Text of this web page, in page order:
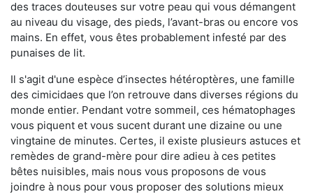
des traces douteuses sur votre peau qui vous démangent
au niveau du visage, des pieds, l’avant-bras ou encore vos
mains. En effet, vous êtes probablement infesté par des
punaises de lit.
Il s'agit d'une espèce d’insectes hétéroptères, une famille
des cimicidaes que l’on retrouve dans diverses régions du
monde entier. Pendant votre sommeil, ces hématophages
vous piquent et vous sucent durant une dizaine ou une
vingtaine de minutes. Certes, il existe plusieurs astuces et
remèdes de grand-mère pour dire adieu à ces petites
bêtes nuisibles, mais nous vous proposons de vous
joindre à nous pour vous proposer des solutions mieux